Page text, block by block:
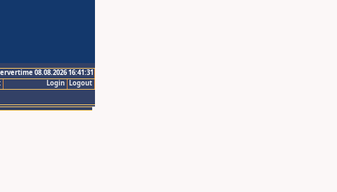
08.08.2026 16:41:31
Logout
Login